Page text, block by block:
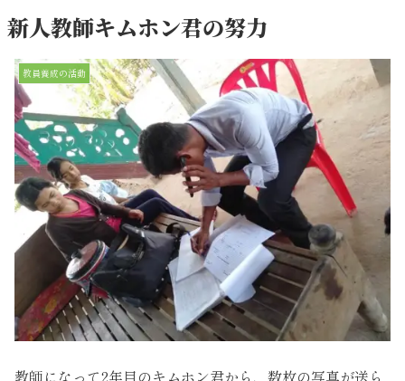
新人教師キムホン君の努力
教員養成の活動